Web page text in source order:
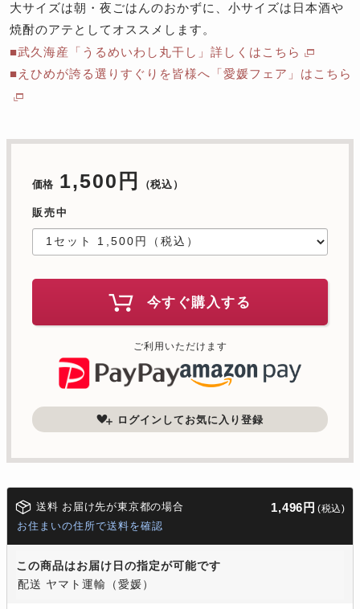
大サイズは朝・夜ごはんのおかずに、小サイズは日本酒や
焼酎のアテとしてオススメします。
■武久海産「うるめいわし丸干し」詳しくはこちら
■えひめが誇る選りすぐりを皆様へ「愛媛フェア」はこちら
価格 1,500円 （税込）
販売中
今すぐ購入する
ご利用いただけます
ログインしてお気に入り登録
送料 お届け先が東京都の場合 1,496円 (税込)
お住まいの住所で送料を確認
この商品はお届け日の指定が可能です
配送 ヤマト運輸（愛媛）